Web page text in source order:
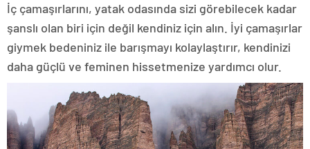
İç çamaşırlarını, yatak odasında sizi görebilecek kadar
şanslı olan biri için değil kendiniz için alın. İyi çamaşırlar
giymek bedeniniz ile barışmayı kolaylaştırır, kendinizi
daha güçlü ve feminen hissetmenize yardımcı olur.